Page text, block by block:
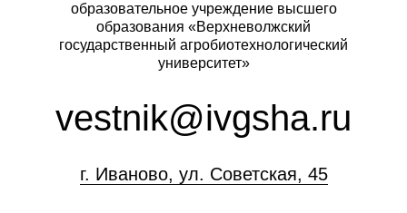
образовательное учреждение высшего
образования «Верхневолжский
государственный агробиотехнологический
университет»
vestnik@ivgsha.ru
г. Иваново, ул. Советская, 45